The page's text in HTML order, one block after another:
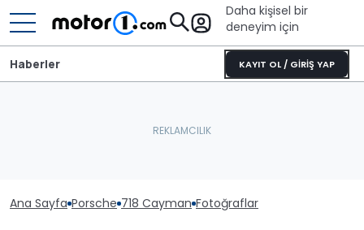
Daha kişisel bir
deneyim için
KAYIT OL / GİRİŞ YAP
Haberler
Ana Sayfa Porsche 718 Cayman Fotoğraflar